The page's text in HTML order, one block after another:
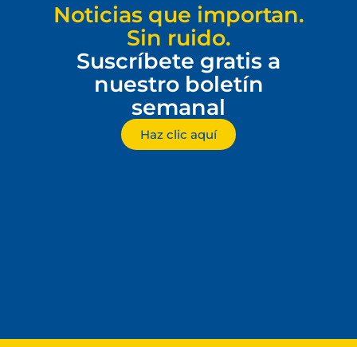
Noticias que importan.
Sin ruido.
Suscríbete gratis a
nuestro boletín
semanal
Haz clic aquí